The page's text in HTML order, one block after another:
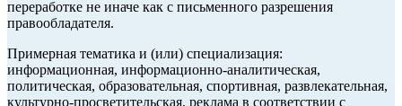
переработке не иначе как с письменного разрешения
правообладателя.
Примерная тематика и (или) специализация:
информационная, информационно-аналитическая,
политическая, образовательная, спортивная, развлекательная,
культурно-просветительская, реклама в соответствии с